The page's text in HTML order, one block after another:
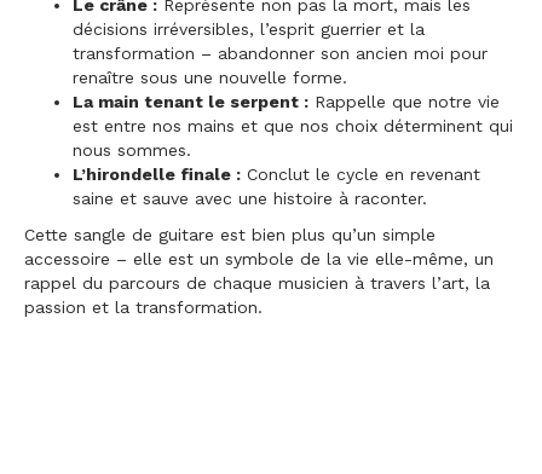
Le crâne : Représente non pas la mort, mais les
décisions irréversibles, l’esprit guerrier et la
transformation – abandonner son ancien moi pour
renaître sous une nouvelle forme.
La main tenant le serpent : Rappelle que notre vie
est entre nos mains et que nos choix déterminent qui
nous sommes.
L’hirondelle finale : Conclut le cycle en revenant
saine et sauve avec une histoire à raconter.
Cette sangle de guitare est bien plus qu’un simple
accessoire – elle est un symbole de la vie elle-même, un
rappel du parcours de chaque musicien à travers l’art, la
passion et la transformation.